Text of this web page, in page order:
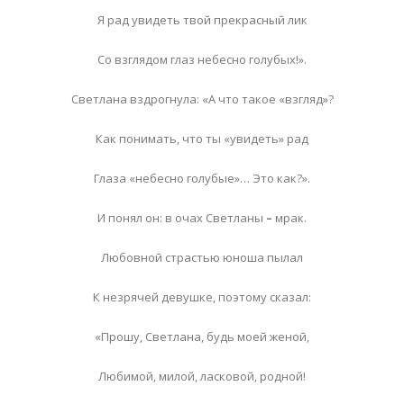
Я рад увидеть твой прекрасный лик
Со взглядом глаз небесно голубых!».
Светлана вздрогнула: «А что такое «взгляд»?
Как понимать, что ты «увидеть» рад
Глаза «небесно голубые»… Это как?».
И понял он: в очах Светланы – мрак.
Любовной страстью юноша пылал
К незрячей девушке, поэтому сказал:
«Прошу, Светлана, будь моей женой,
Любимой, милой, ласковой, родной!